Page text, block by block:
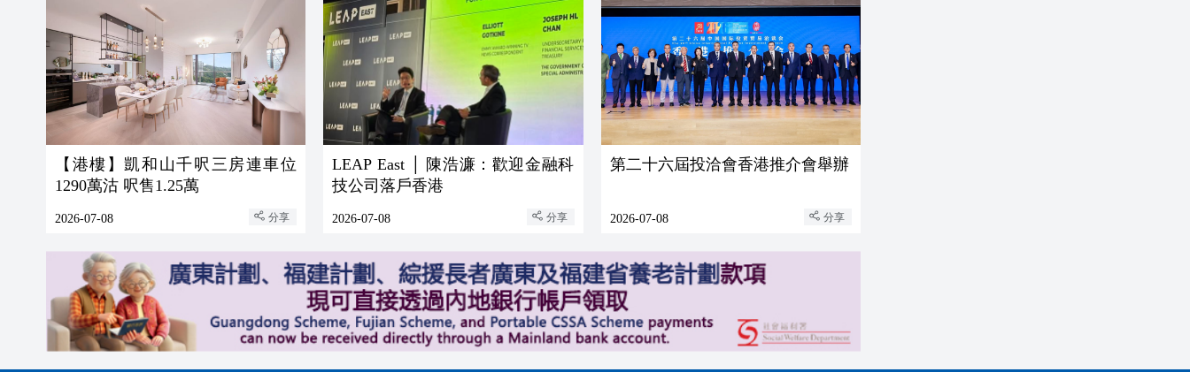
【港樓】凱和山千呎三房連車位
1290萬沽 呎售1.25萬
2026-07-08 分享
LEAP East │ 陳浩濂：歡迎金融科
技公司落戶香港
2026-07-08 分享
第二十六屆投洽會香港推介會舉辦
2026-07-08 分享